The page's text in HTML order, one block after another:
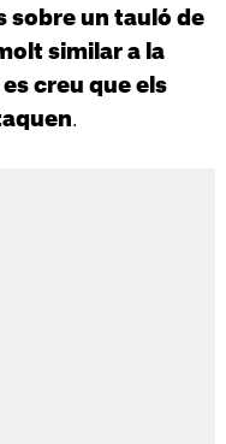
sobre un tauló de
similar a la
creu que els
.